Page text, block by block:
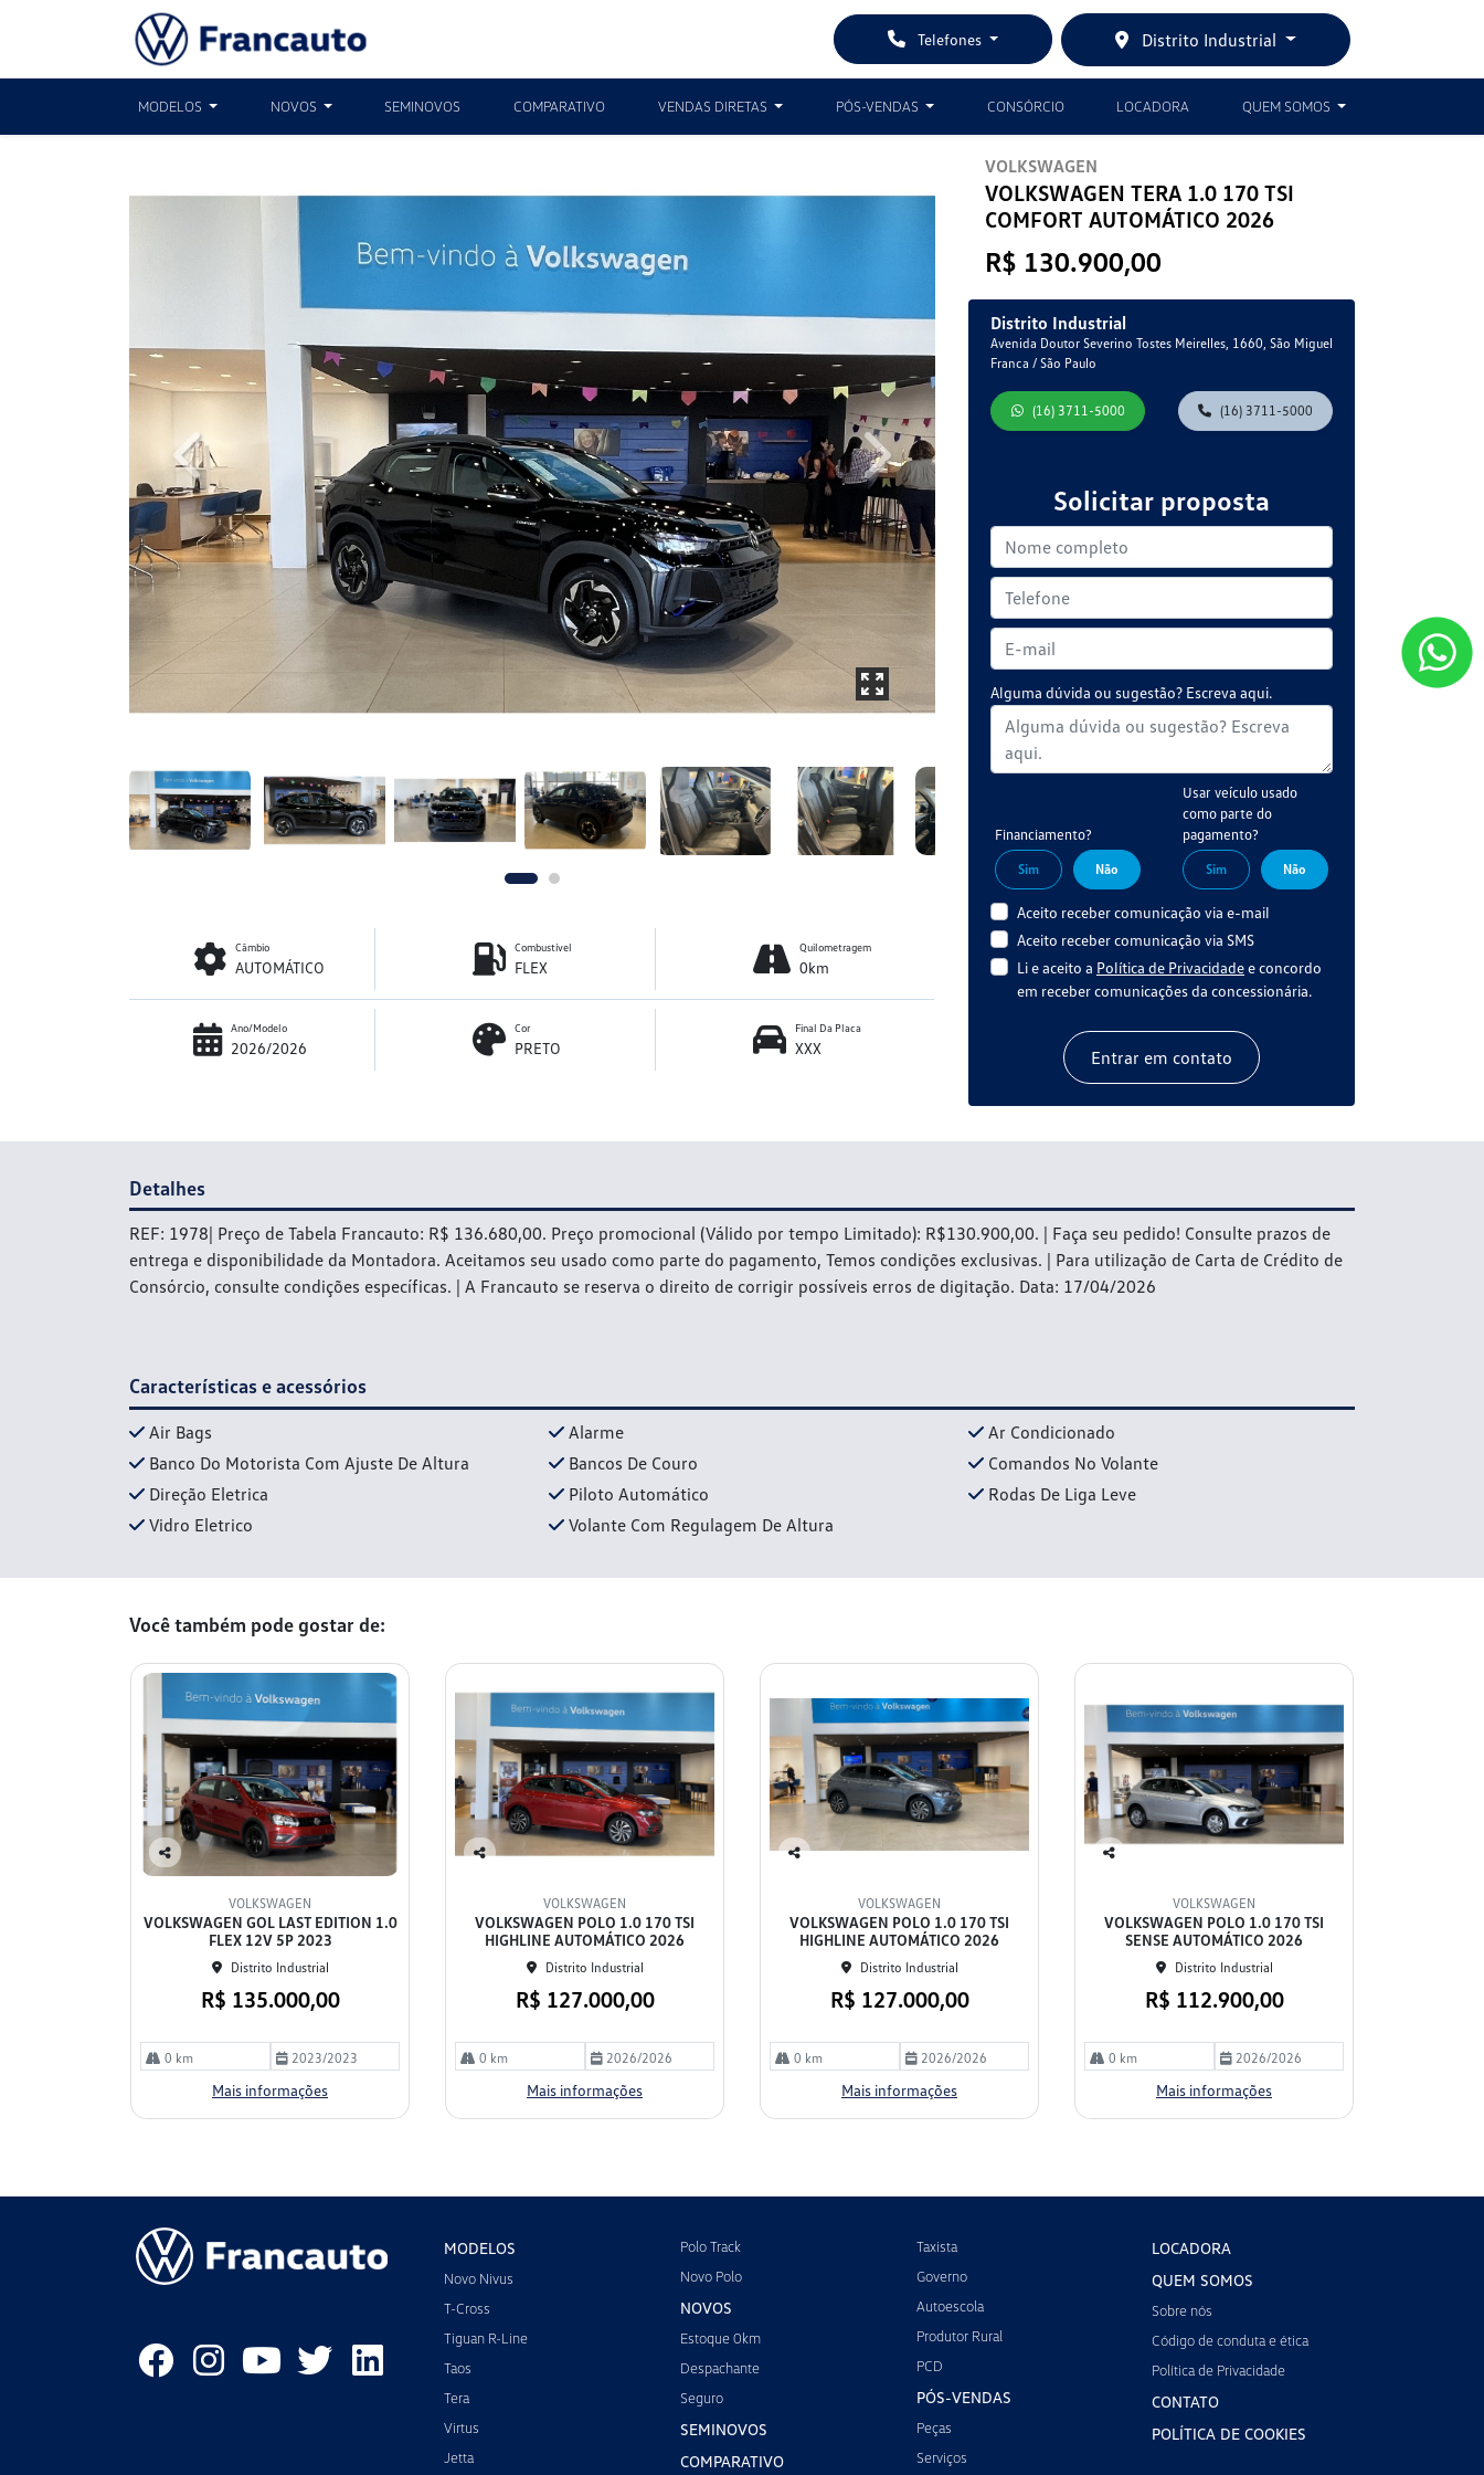
Telefones Distrito Industrial
MODELOS NOVOS SEMINOVOS COMPARATIVO VENDAS DIRETAS PÓS-VENDAS CONSÓRCIO LOCADORA QUEM SOMOS
VOLKSWAGEN
VOLKSWAGEN TERA 1.0 170 TSI
COMFORT AUTOMÁTICO 2026
R$ 130.900,00
Distrito Industrial
Avenida Doutor Severino Tostes Meirelles, 1660, São Miguel
Franca / São Paulo
(16) 3711-5000 (16) 3711-5000
Solicitar proposta
Alguma dúvida ou sugestão? Escreva aqui.
Financiamento?
Sim Não
Usar veículo usado
como parte do
pagamento?
Sim Não
Aceito receber comunicação via e-mail
Aceito receber comunicação via SMS
Li e aceito a Política de Privacidadee concordo
em receber comunicações da concessionária.
Entrar em contato
Previous Next
Câmbio
AUTOMÁTICO
Combustível
FLEX
Quilometragem
0km
Ano/Modelo
2026/2026
Cor
PRETO
Final Da Placa
XXX
Detalhes
REF: 1978| Preço de Tabela Francauto: R$ 136.680,00. Preço promocional (Válido por tempo Limitado): R$130.900,00. | Faça seu pedido! Consulte prazos de
entrega e disponibilidade da Montadora. Aceitamos seu usado como parte do pagamento, Temos condições exclusivas. | Para utilização de Carta de Crédito de
Consórcio, consulte condições específicas. | A Francauto se reserva o direito de corrigir possíveis erros de digitação. Data: 17/04/2026
Características e acessórios
Air Bags Alarme
Ar Condicionado
Banco Do Motorista Com Ajuste De Altura
Bancos De Couro
Comandos No Volante
Direção Eletrica
Piloto Automático
Rodas De Liga Leve
Vidro Eletrico
Volante Com Regulagem De Altura
Você também pode gostar de:
Co
lhe
VOLKSWAGEN
VOLKSWAGEN GOL LAST EDITION 1.0
FLEX 12V 5P 2023
Distrito Industrial
R$ 135.000,00
0 km 2023/2023
Mais informações
lhe
VOLKSWAGEN
VOLKSWAGEN POLO 1.0 170 TSI
HIGHLINE AUTOMÁTICO 2026
Distrito Industrial
R$ 127.000,00
0 km 2026/2026
Mais informações
lhe
VOLKSWAGEN
VOLKSWAGEN POLO 1.0 170 TSI
HIGHLINE AUTOMÁTICO 2026
Distrito Industrial
R$ 127.000,00
0 km 2026/2026
Mais informações
lhe
VOLKSWAGEN
VOLKSWAGEN POLO 1.0 170 TSI
SENSE AUTOMÁTICO 2026
Distrito Industrial
R$ 112.900,00
0 km 2026/2026
Mais informações
MODELOS
Novo Nivus
T-Cross
Tiguan R-Line
Taos
Tera
Virtus
Jetta
Polo Track
Novo Polo
NOVOS
Estoque 0km
Despachante
Seguro
SEMINOVOS
COMPARATIVO
Taxista
Governo
Autoescola
Produtor Rural
PCD
PÓS-VENDAS
Peças
Serviços
LOCADORA
QUEM SOMOS
Sobre nós
Código de conduta e ética
Política de Privacidade
CONTATO
POLÍTICA DE COOKIES